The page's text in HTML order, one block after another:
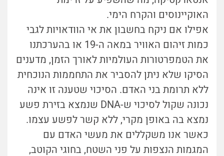
האוקיינוסים והקרח הימי.
אפילו אם ניקח בחשבון את אי הוודאויות לגבי
כמות זיהום האוויר במאה ה-19 או בהערכתנו
את הטמפרטורות העולמיות לאורך הזמן, מדענים
הסיקו שלא ניתן להסביר את התחממות הנוכחית
ללא תרומת בני האדם. הסיכוי שטענה זו אינה
נכונה שקול לסיכוי ש-DNA שנמצא בזירת פשע
נמצא בה באופן מקרי, ללא קשר לפשע עצמו.
כאשר אנו משקללים את מעשי האדם עם
המגמות הנצפות על פני השטח, בחוגי הקוטב,